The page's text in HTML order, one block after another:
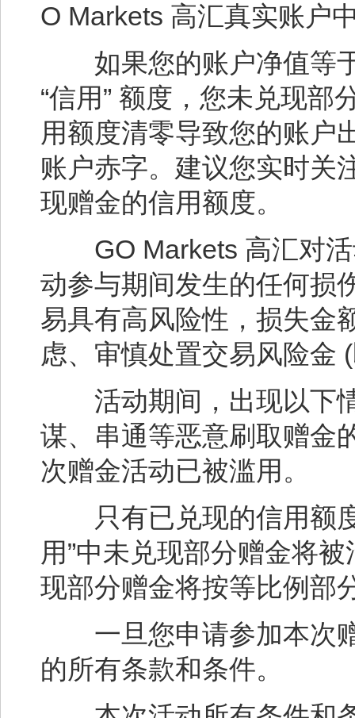
O Markets 高汇真实账户
如果您的账户净值等于
“信用” 额度，您未兑现
用额度清零导致您的账户
账户赤字。建议您实时关
现赠金的信用额度。
GO Markets 高汇对活
动参与期间发生的任何损
易具有高风险性，损失金
虑、审慎处置交易风险金
活动期间，出现以下情
谋、串通等恶意刷取赠金
次赠金活动已被滥用。
只有已兑现的信用额度
用”中未兑现部分赠金将
现部分赠金将按等比例部
一旦您申请参加本次赠
的所有条款和条件。